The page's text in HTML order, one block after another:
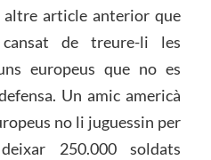
article anterior que
cansat de treure-li les
europeus que no es
Un amic americà
no li juguessin per
250.000 soldats